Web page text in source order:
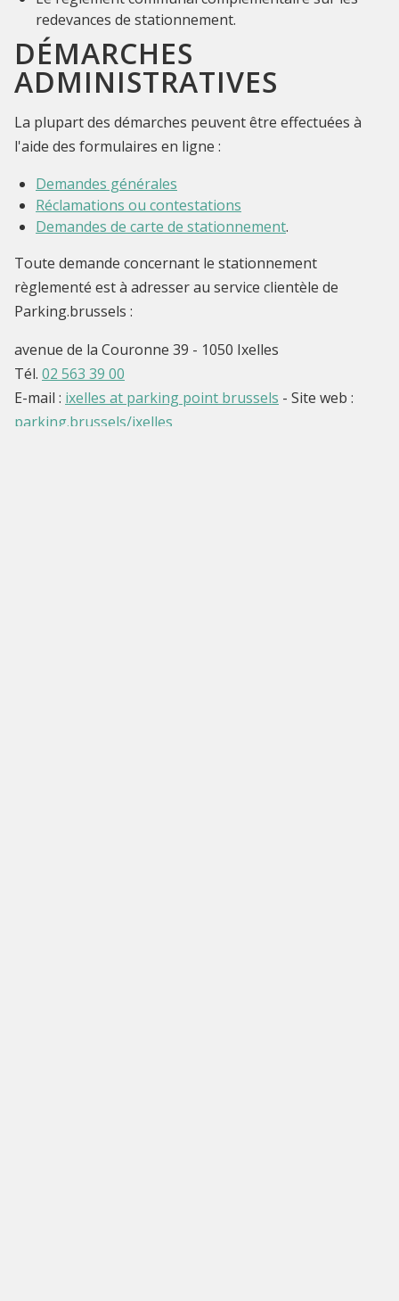
redevances de stationnement.
DÉMARCHES
ADMINISTRATIVES
La plupart des démarches peuvent être effectuées à
l'aide des formulaires en ligne :
Demandes générales
Réclamations ou contestations
Demandes de carte de stationnement.
Toute demande concernant le stationnement
règlementé est à adresser au service clientèle de
Parking.brussels :
avenue de la Couronne 39 - 1050 Ixelles
Tél. 02 563 39 00
E-mail : ixelles at parking point brussels - Site web :
parking.brussels/ixelles